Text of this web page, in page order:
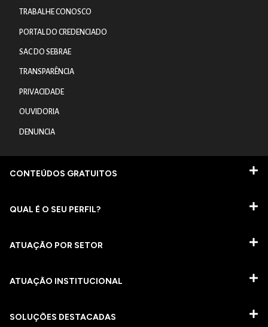
TRABALHE CONOSCO
PORTAL DO CREDENCIADO
SAC DO SEBRAE
TRANSPARÊNCIA
PRIVACIDADE
OUVIDORIA
DENUNCIA
CONTEÚDOS GRATUITOS
QUAL É O SEU PERFIL?
ATUAÇÃO POR SETOR
ATUAÇÃO INSTITUCIONAL
SOLUÇÕES DESTACADAS